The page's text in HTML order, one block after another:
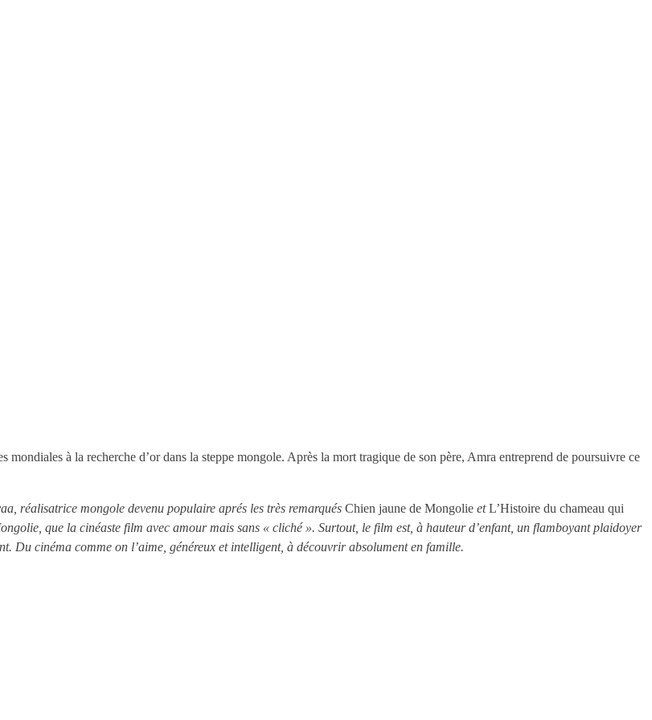
mondiales à la recherche d’or dans la steppe mongole. Après la mort tragique de son père, Amra entreprend de poursuivre ce
réalisatrice mongole devenu populaire aprés les très remarqués Chien jaune de Mongolie etL’Histoire du chameau qui
que la cinéaste film avec amour mais sans « cliché ». Surtout, le film est, à hauteur d’enfant, un flamboyant plaidoyer
Du cinéma comme on l’aime, généreux et intelligent, à découvrir absolument en famille.